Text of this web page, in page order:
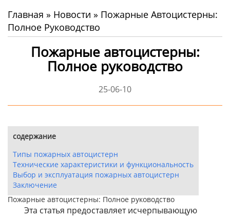
Главная » Новости » Пожарные Автоцистерны:
Полное Руководство
Пожарные автоцистерны:
Полное руководство
25-06-10
содержание
Типы пожарных автоцистерн
Технические характеристики и функциональность
Выбор и эксплуатация пожарных автоцистерн
Заключение
Пожарные автоцистерны: Полное руководство
Эта статья предоставляет исчерпывающую